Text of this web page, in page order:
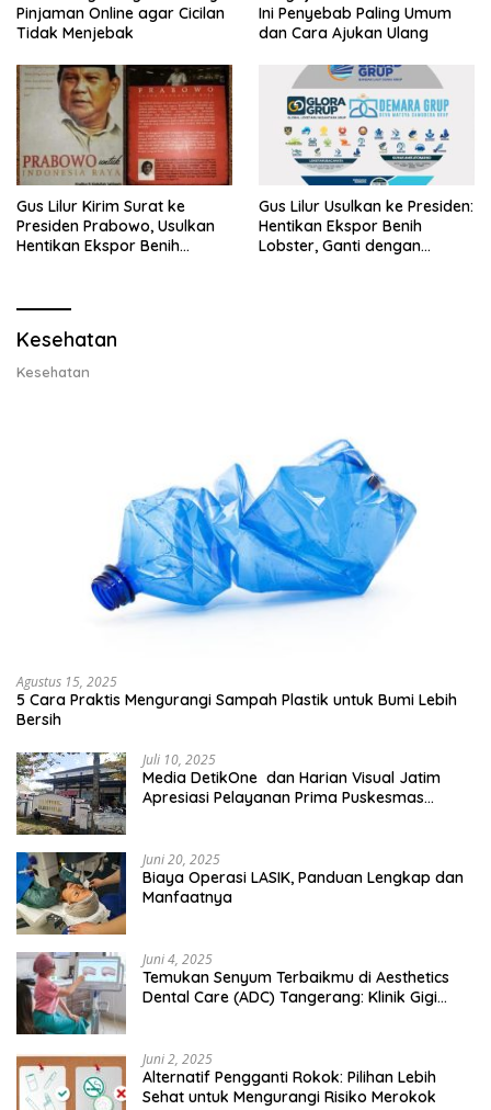
Pinjaman Online agar Cicilan
Tidak Menjebak
Ini Penyebab Paling Umum
dan Cara Ajukan Ulang
Gus Lilur Kirim Surat ke
Presiden Prabowo, Usulkan
Hentikan Ekspor Benih
Gus Lilur Usulkan ke Presiden:
Hentikan Ekspor Benih
Lobster, Ganti dengan
Kesehatan
Kesehatan
Agustus 15, 2025
5 Cara Praktis Mengurangi Sampah Plastik untuk Bumi Lebih
Bersih
Juli 10, 2025
Media DetikOne dan Harian Visual Jatim
Apresiasi Pelayanan Prima Puskesmas
Juni 20, 2025
Biaya Operasi LASIK, Panduan Lengkap dan
Manfaatnya
Juni 4, 2025
Temukan Senyum Terbaikmu di Aesthetics
Dental Care (ADC) Tangerang: Klinik Gigi
Juni 2, 2025
Alternatif Pengganti Rokok: Pilihan Lebih
Sehat untuk Mengurangi Risiko Merokok